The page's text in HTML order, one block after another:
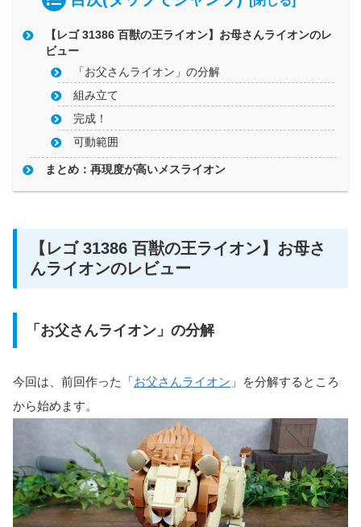
【レゴ 31386 百獣の王ライオン】お母さんライオンのレ
ビュー
「お父さんライオン」の分解
組み立て
完成！
可動範囲
まとめ：再現度が高いメスライオン
【レゴ 31386 百獣の王ライオン】お母さ
んライオンのレビュー
「お父さんライオン」の分解
今回は、前回作った「お父さんライオン 」を分解するところ
から始めます。